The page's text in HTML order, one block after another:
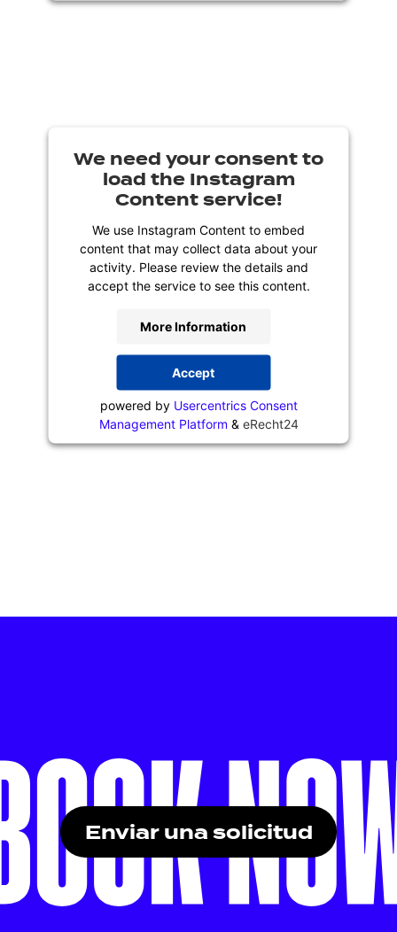
We need your consent to
load the Instagram
Content service!
We use Instagram Content to embed
content that may collect data about your
activity. Please review the details and
accept the service to see this content.
More Information
Accept
powered by Usercentrics Consent
Management Platform & eRecht24
Enviar una solicitud